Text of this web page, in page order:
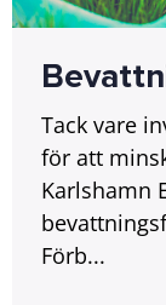
Tack vare
för att
Karlshamn
Förb...